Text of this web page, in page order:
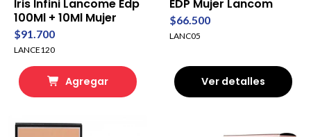
Iris Infini Lancome Edp
100Ml + 10Ml Mujer
$91.700
LANCE120
Agregar
EDP Mujer Lancom
$66.500
LANC05
Ver detalles